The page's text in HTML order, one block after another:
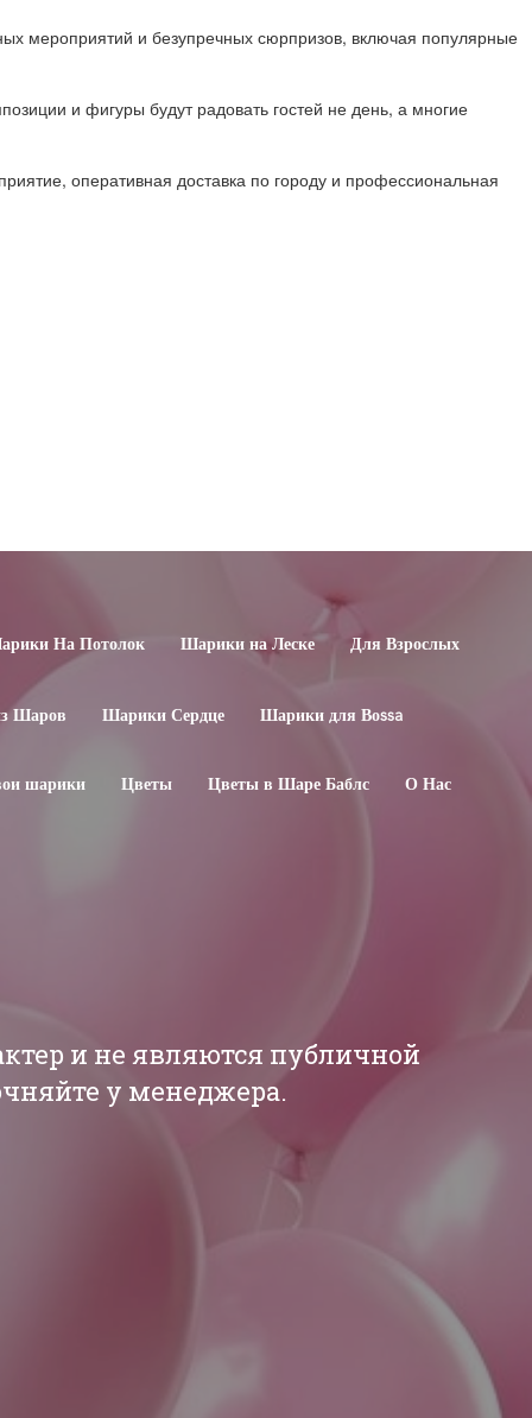
мероприятий и безупречных сюрпризов, включая популярные
и фигуры будут радовать гостей не день, а многие
оперативная доставка по городу и профессиональная
На Потолок Шарики на Леске Для Взрослых
Шаров Шарики Сердце Шарики для Воssa
шарики Цветы Цветы в Шаре Баблс О Нас
и не являются публичной
у менеджера.